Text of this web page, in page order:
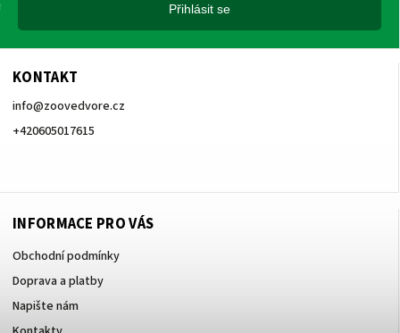
KONTAKT
info@zoovedvore.cz
+420605017615
INFORMACE PRO VÁS
Obchodní podmínky
Doprava a platby
Napište nám
Přihlásit se